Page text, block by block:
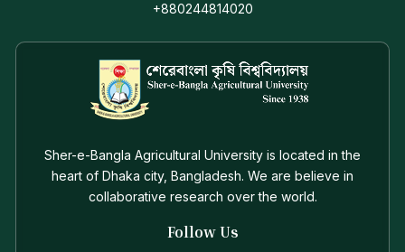
+880244814020
Sher-e-Bangla Agricultural University is located in the
heart of Dhaka city, Bangladesh. We are believe in
collaborative research over the world.
Follow Us